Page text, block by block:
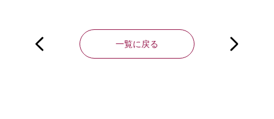
一覧に戻る